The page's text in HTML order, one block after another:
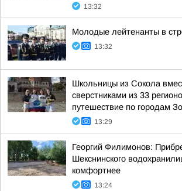
13:32
Молодые лейтенанты в
13:32
Школьницы из Сокола
сверстниками из 33
путешествие по городам
13:29
Георгий Филимонов:
Шекснинского
комфортнее
13:24